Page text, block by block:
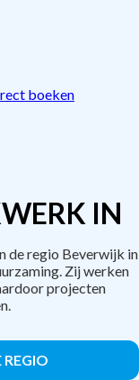
boeken
IN
de regio Beverwijk in
Zij werken
projecten